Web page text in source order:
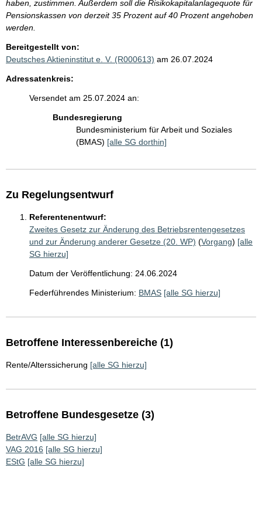
haben, zustimmen. Außerdem soll die Risikokapitalanlagequote für
Pensionskassen von derzeit 35 Prozent auf 40 Prozent angehoben
werden.
Bereitgestellt von:
Deutsches Aktieninstitut e. V. (R000613) am 26.07.2024
Adressatenkreis:
Versendet am 25.07.2024 an:
Bundesregierung
Bundesministerium für Arbeit und Soziales
(BMAS) [alle SG dorthin]
Zu Regelungsentwurf
Referentenentwurf:
Zweites Gesetz zur Änderung des Betriebsrentengesetzes
und zur Änderung anderer Gesetze (20. WP) (Vorgang) [alle
SG hierzu]
Datum der Veröffentlichung: 24.06.2024
Federführendes Ministerium: BMAS [alle SG hierzu]
Betroffene Interessenbereiche (1)
Rente/Alterssicherung [alle SG hierzu]
Betroffene Bundesgesetze (3)
BetrAVG [alle SG hierzu]
VAG 2016 [alle SG hierzu]
EStG [alle SG hierzu]